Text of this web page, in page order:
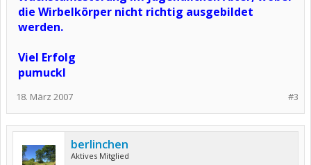
die Wirbelkörper nicht richtig ausgebildet
werden.
Viel Erfolg
pumuckl
#3
18. März 2007
berlinchen
Aktives Mitglied